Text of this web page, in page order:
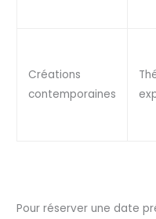
Créations
contemporaines
Pour réserver une date